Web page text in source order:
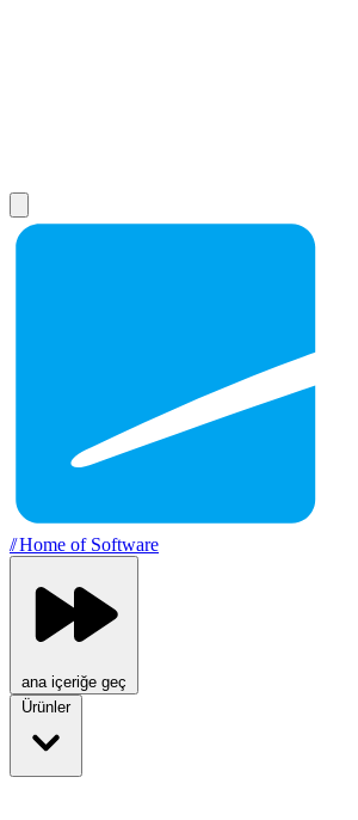
//Home of Software
ana içeriğe geç
Ürünler